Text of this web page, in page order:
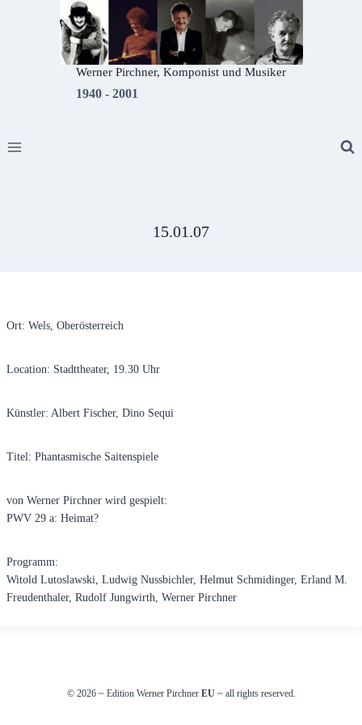
Werner Pirchner, Komponist und Musiker
1940 - 2001
15.01.07
Ort: Wels, Oberösterreich
Location: Stadttheater, 19.30 Uhr
Künstler: Albert Fischer, Dino Sequi
Titel: Phantasmische Saitenspiele
von Werner Pirchner wird gespielt:
PWV 29 a: Heimat?
Programm:
Witold Lutoslawski, Ludwig Nussbichler, Helmut Schmidinger, Erland M.
Freudenthaler, Rudolf Jungwirth, Werner Pirchner
© 2026 ~ Edition Werner Pirchner EU ~ all rights reserved.